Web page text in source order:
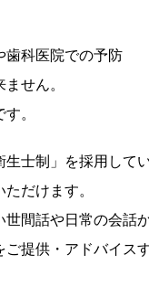
歯科医院での予防
せん。
。
士制」を採用して
だけます。
間話や日常の会話
提供・アドバイス